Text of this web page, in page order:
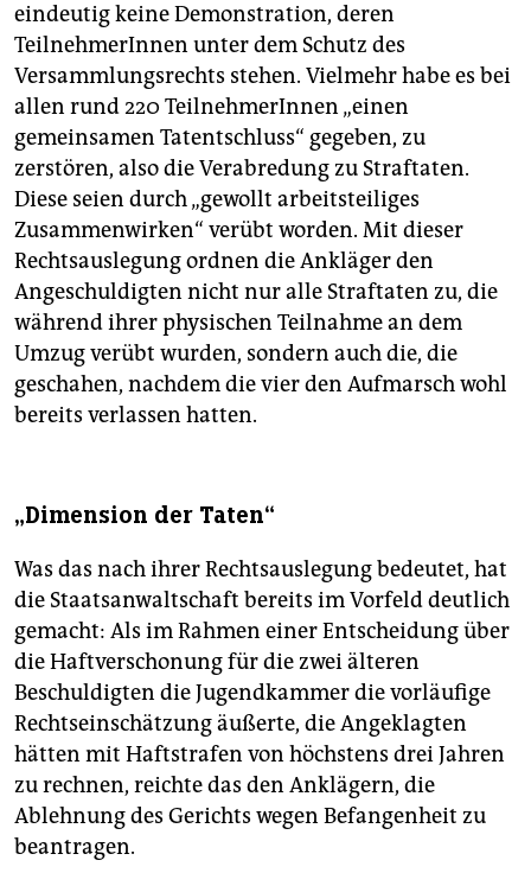
eindeutig keine Demonstration, deren
TeilnehmerInnen unter dem Schutz des
Versammlungsrechts stehen. Vielmehr habe es bei
allen rund 220 TeilnehmerInnen „einen
gemeinsamen Tatentschluss“ gegeben, zu
zerstören, also die Verabredung zu Straftaten.
Diese seien durch „gewollt arbeitsteiliges
Zusammenwirken“ verübt worden. Mit dieser
Rechtsauslegung ordnen die Ankläger den
Angeschuldigten nicht nur alle Straftaten zu, die
während ihrer physischen Teilnahme an dem
Umzug verübt wurden, sondern auch die, die
geschahen, nachdem die vier den Aufmarsch wohl
bereits verlassen hatten.
„Dimension der Taten“
Was das nach ihrer Rechtsauslegung bedeutet, hat
die Staatsanwaltschaft bereits im Vorfeld deutlich
gemacht: Als im Rahmen einer Entscheidung über
die Haftverschonung für die zwei älteren
Beschuldigten die Jugendkammer die vorläufige
Rechtseinschätzung äußerte, die Angeklagten
hätten mit Haftstrafen von höchstens drei Jahren
zu rechnen, reichte das den Anklägern, die
Ablehnung des Gerichts wegen Befangenheit zu
beantragen.